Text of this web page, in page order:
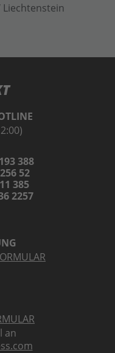
Liechtenstein
388
52
385
2257
an